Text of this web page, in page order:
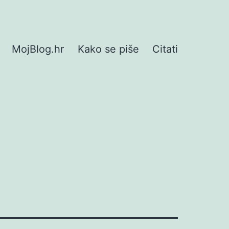
MojBlog.hr Kako se piše Citati